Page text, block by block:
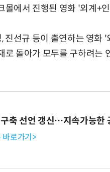
몰에서 진행된 영화 '외계+
진선규 등이 출연하는 영화
돌아가 모두를 구하려는
축 선언 갱신…지속가능한
바로가기>